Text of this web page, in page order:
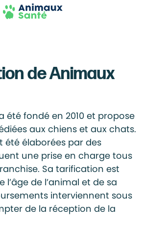
de Animaux
été fondé en 2010 et propose
aux chiens et aux chats.
été élaborées par des
une prise en charge tous
Sa tarification est
de l’animal et de sa
interviennent sous
de la réception de la